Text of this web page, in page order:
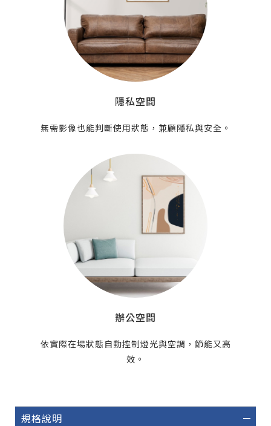
隱私空間
無需影像也能判斷使用狀態，兼顧隱私與安全。
辦公空間
依實際在場狀態自動控制燈光與空調，節能又高
效。
規格說明
僅必需的Cookies 同意